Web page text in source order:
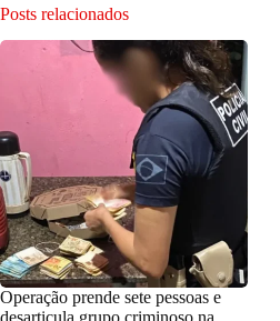
Posts relacionados
Operação prende sete pessoas e
desarticula grupo criminoso na